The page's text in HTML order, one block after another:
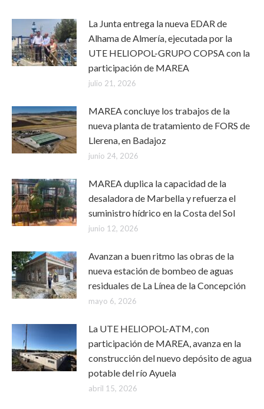
La Junta entrega la nueva EDAR de
Alhama de Almería, ejecutada por la
UTE HELIOPOL-GRUPO COPSA con la
participación de MAREA
julio 21, 2026
MAREA concluye los trabajos de la
nueva planta de tratamiento de FORS de
Llerena, en Badajoz
junio 24, 2026
MAREA duplica la capacidad de la
desaladora de Marbella y refuerza el
suministro hídrico en la Costa del Sol
junio 12, 2026
Avanzan a buen ritmo las obras de la
nueva estación de bombeo de aguas
residuales de La Línea de la Concepción
mayo 6, 2026
La UTE HELIOPOL-ATM, con
participación de MAREA, avanza en la
construcción del nuevo depósito de agua
potable del río Ayuela
abril 15, 2026